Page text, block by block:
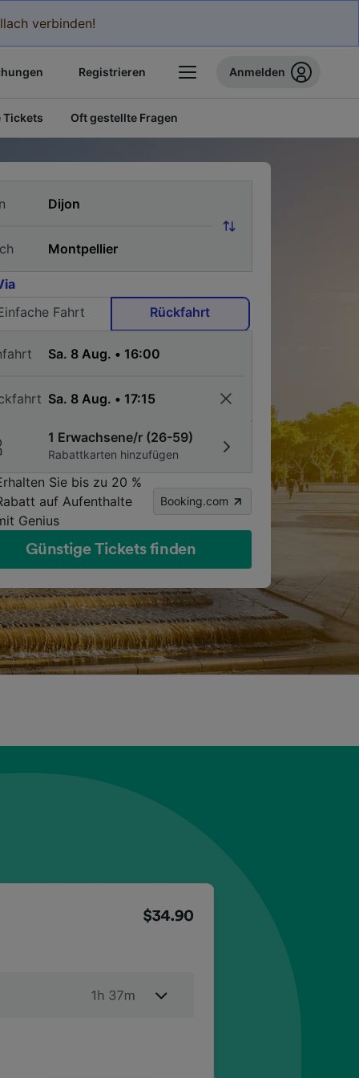
verbinden!
Registrieren Anmelden
Tickets Oft gestellte Fragen
Fahrt
Rückfahrt
1 Erwachsene/r (26-59)
Rabattkarten hinzufügen
Sie bis zu 20 %
auf Aufenthalte
Genius
Booking.com
Günstige Tickets finden